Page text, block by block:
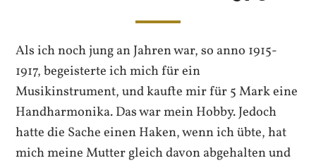
Als ich noch jung an Jahren war, so anno 1915-
1917, begeisterte ich mich für ein
Musikinstrument, und kaufte mir für 5 Mark eine
Handharmonika. Das war mein Hobby. Jedoch
hatte die Sache einen Haken, wenn ich übte, hat
mich meine Mutter gleich davon abgehalten und